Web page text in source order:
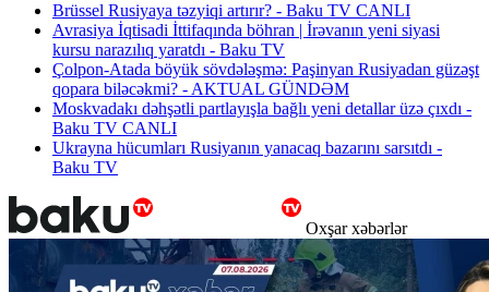
Brüssel Rusiyaya təzyiqi artırır? - Baku TV CANLI
Avrasiya İqtisadi İttifaqında böhran | İrəvanın yeni siyasi
kursu narazılıq yaratdı - Baku TV
Çolpon-Atada böyük sövdələşmə: Paşinyan Rusiyadan güzəşt
qopara biləcəkmi? - AKTUAL GÜNDƏM
Moskvadakı dəhşətli partlayışla bağlı yeni detallar üzə çıxdı -
Baku TV CANLI
Ukrayna hücumları Rusiyanın yanacaq bazarını sarsıtdı -
Baku TV
Oxşar xəbərlər